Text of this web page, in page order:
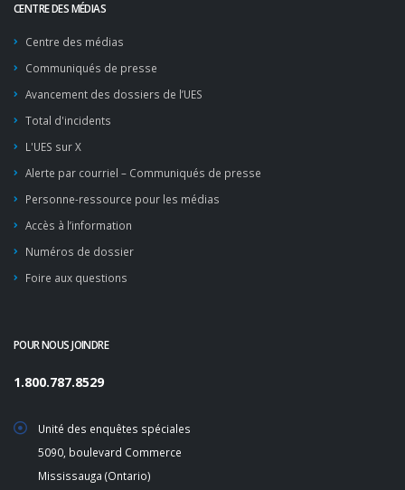
CENTRE DES MÉDIAS
Centre des médias
Communiqués de presse
Avancement des dossiers de l’UES
Total d'incidents
L'UES sur X
Alerte par courriel – Communiqués de presse
Personne-ressource pour les médias
Accès à l’information
Numéros de dossier
Foire aux questions
POUR NOUS JOINDRE
1.800.787.8529
Unité des enquêtes spéciales
5090, boulevard Commerce
Mississauga (Ontario)